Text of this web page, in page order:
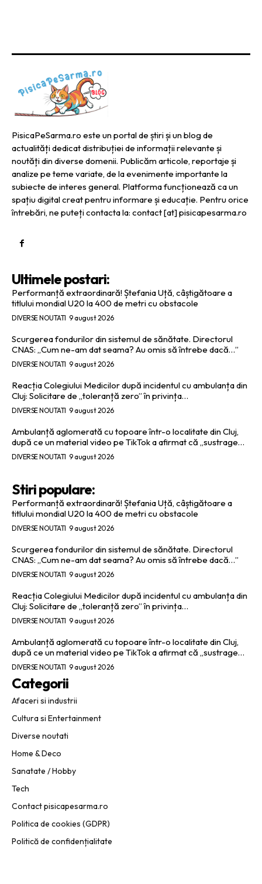
PisicaPeSarma.ro este un portal de știri și un blog de
actualități dedicat distribuției de informații relevante și
noutăți din diverse domenii. Publicăm articole, reportaje și
analize pe teme variate, de la evenimente importante la
subiecte de interes general. Platforma funcționează ca un
spațiu digital creat pentru informare și educație. Pentru orice
întrebări, ne puteți contacta la: contact [at] pisicapesarma.ro
Ultimele postari:
Performanță extraordinară! Ștefania Uță, câștigătoare a
titlului mondial U20 la 400 de metri cu obstacole
DIVERSE NOUTATI 9 august 2026
Scurgerea fondurilor din sistemul de sănătate. Directorul
CNAS: „Cum ne-am dat seama? Au omis să întrebe dacă…”
DIVERSE NOUTATI 9 august 2026
Reacția Colegiului Medicilor după incidentul cu ambulanța din
Cluj: Solicitare de „toleranță zero” în privința…
DIVERSE NOUTATI 9 august 2026
Ambulanță aglomerată cu topoare într-o localitate din Cluj,
după ce un material video pe TikTok a afirmat că „sustrage…
DIVERSE NOUTATI 9 august 2026
Stiri populare:
Performanță extraordinară! Ștefania Uță, câștigătoare a
titlului mondial U20 la 400 de metri cu obstacole
DIVERSE NOUTATI 9 august 2026
Scurgerea fondurilor din sistemul de sănătate. Directorul
CNAS: „Cum ne-am dat seama? Au omis să întrebe dacă…”
DIVERSE NOUTATI 9 august 2026
Reacția Colegiului Medicilor după incidentul cu ambulanța din
Cluj: Solicitare de „toleranță zero” în privința…
DIVERSE NOUTATI 9 august 2026
Ambulanță aglomerată cu topoare într-o localitate din Cluj,
după ce un material video pe TikTok a afirmat că „sustrage…
DIVERSE NOUTATI 9 august 2026
Categorii
Afaceri si industrii
Cultura si Entertainment
Diverse noutati
Home & Deco
Sanatate / Hobby
Tech
Contact pisicapesarma.ro
Politica de cookies (GDPR)
Politică de confidențialitate